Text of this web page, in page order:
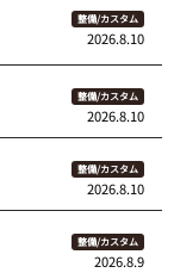
整備/カスタム
2026.8.10
整備/カスタム
2026.8.10
整備/カスタム
2026.8.10
整備/カスタム
2026.8.9